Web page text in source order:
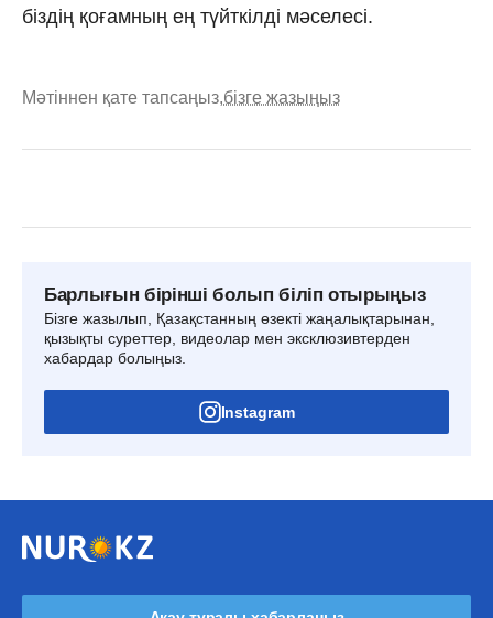
біздің қоғамның ең түйткілді мәселесі.
Мәтіннен қате тапсаңыз,бізге жазыңыз
Барлығын бірінші болып біліп отырыңыз
Бізге жазылып, Қазақстанның өзекті жаңалықтарынан,
қызықты суреттер, видеолар мен эксклюзивтерден
хабардар болыңыз.
Instagram